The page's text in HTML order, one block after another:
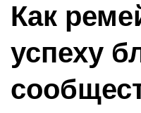
Как
успеху